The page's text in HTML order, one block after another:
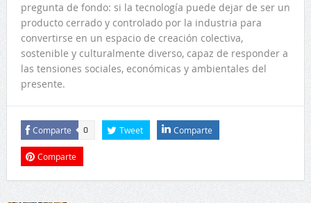
pregunta de fondo: si la tecnología puede dejar de ser un
producto cerrado y controlado por la industria para
convertirse en un espacio de creación colectiva,
sostenible y culturalmente diverso, capaz de responder a
las tensiones sociales, económicas y ambientales del
presente.
Comparte 0 Tweet Comparte
Comparte